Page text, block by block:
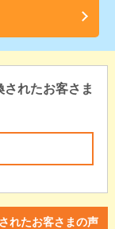
れたお客さま
れたお客さまの声